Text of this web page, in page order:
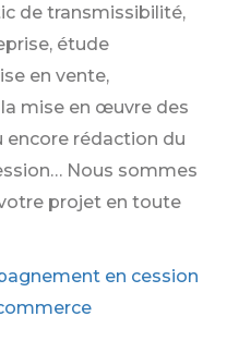
de transmissibilité,
étude
en vente,
mise en œuvre des
encore rédaction du
Nous sommes
projet en toute
en cession